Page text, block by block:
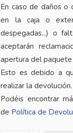
En caso de daños o
en la caja o
despegadas...) o
aceptarán
apertura del
Esto es debido a
realizar la devolución.
Podéis encontrar
de Política de